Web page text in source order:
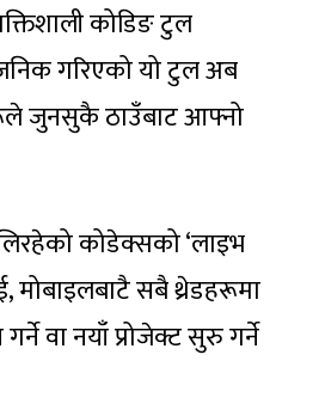
कोडिङ टुल
गरिएको यो टुल अब
जुनसुकै ठाउँबाट आफ्नो
कोडेक्सको ‘लाइभ
मोबाइलबाटै सबै थ्रेडहरूमा
वा नयाँ प्रोजेक्ट सुरु गर्ने